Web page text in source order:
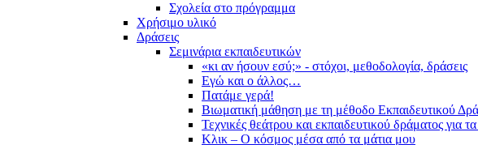
Σχολεία στο πρόγραμμα
Χρήσιμο υλικό
Δράσεις
Σεμινάρια εκπαιδευτικών
«κι αν ήσουν εσύ;» - στόχοι, μεθοδολογία, δράσεις
Εγώ και ο άλλος…
Πατάμε γερά!
Βιωματική μάθηση με τη μέθοδο Εκπαιδευτικού
Τεχνικές θεάτρου και εκπαιδευτικού δράματος για
Κλικ – Ο κόσμος μέσα από τα μάτια μου